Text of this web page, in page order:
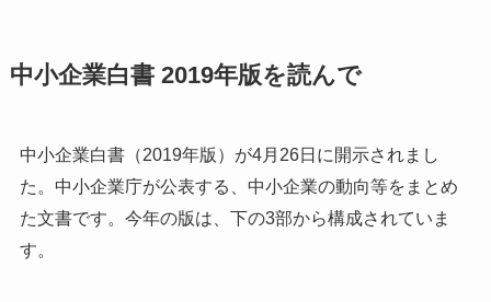
中小企業白書 2019年版を読んで
中小企業白書（2019年版）が4月26日に開示されまし
た。中小企業庁が公表する、中小企業の動向等をまとめ
た文書です。今年の版は、下の3部から構成されていま
す。